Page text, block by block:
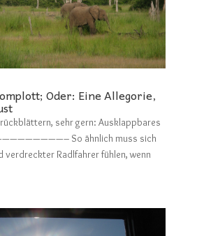
Oder: Eine Allegorie,
sehr gern: Ausklappbares
So ähnlich muss sich
verdreckter Radlfahrer fühlen, wenn